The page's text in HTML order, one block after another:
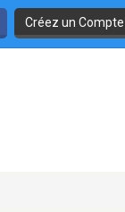
Créez un Compte